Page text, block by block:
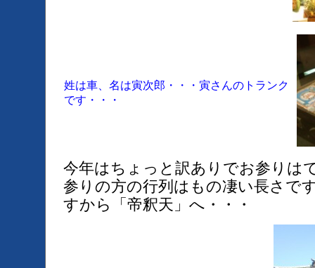
姓は車、名は寅次郎・・・寅さんのトランク
です・・・
今年はちょっと訳ありでお参りは
参りの方の行列はもの凄い長さで
すから「帝釈天」へ・・・